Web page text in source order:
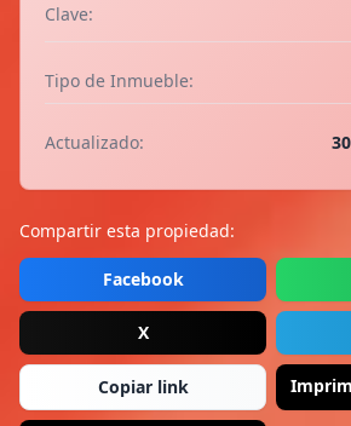
Clave:
Tipo de Inmueble:
Actualizado:
Compartir esta propiedad:
Facebook
X
Copiar link